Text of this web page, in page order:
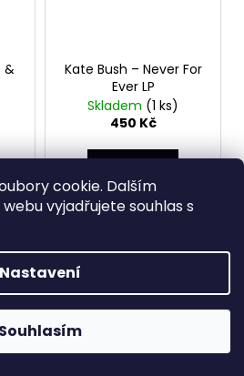
cookie. Dalším
vyjadřujete souhlas s
Nastavení
Souhlasím
&
Kate Bush – Never For
Ever LP
Skladem (1 ks)
450 Kč
LP rozevírací obal
Germany, 1980